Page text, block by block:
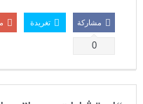
مشاركة
0
تغريدة